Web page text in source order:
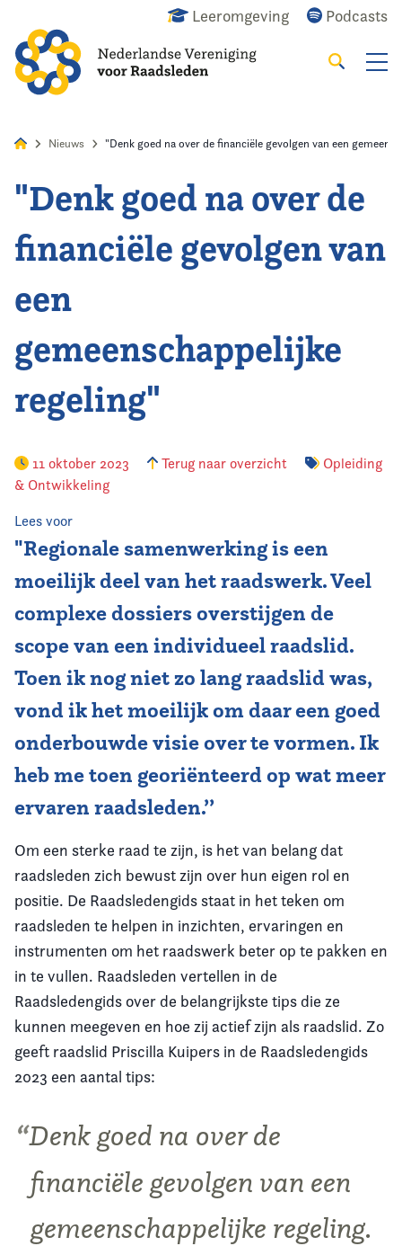
Leeromgeving Podcasts
Zoeken
Home
Agenda
Nieuws
Opleiding
Kennis & Informatie
Contact
Nieuws "Denk goed na over de financiële gevolgen van een
"Denk goed na over de
financiële gevolgen van
een
gemeenschappelijke
regeling"
11 oktober 2023 Terug naar overzicht
Opleiding
& Ontwikkeling
Lees voor
"Regionale samenwerking is een
moeilijk deel van het raadswerk. Veel
complexe dossiers overstijgen de
scope van een individueel raadslid.
Toen ik nog niet zo lang raadslid was,
vond ik het moeilijk om daar een goed
onderbouwde visie over te vormen. Ik
heb me toen georiënteerd op wat meer
ervaren raadsleden.’’
Om een sterke raad te zijn, is het van belang dat
raadsleden zich bewust zijn over hun eigen rol en
positie. De Raadsledengids staat in het teken om
raadsleden te helpen in inzichten, ervaringen en
instrumenten om het raadswerk beter op te pakken en
in te vullen. Raadsleden vertellen in de
Raadsledengids over de belangrijkste tips die ze
kunnen meegeven en hoe zij actief zijn als raadslid. Zo
geeft raadslid Priscilla Kuipers in de Raadsledengids
2023 een aantal tips:
Denk goed na over de
financiële gevolgen van een
gemeenschappelijke regeling.